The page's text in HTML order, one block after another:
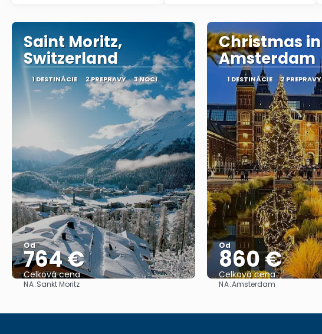
Saint Moritz,
Switzerland
1 DESTINÁCIE 2 PREPRAVY 3 NOCI
Od
764 €
Celková cena
NA:Sankt Moritz
Christmas in
Amsterdam
1 DESTINÁCIE 2 PREPRAVY
Od
860 €
Celková cena
NA:Amsterdam